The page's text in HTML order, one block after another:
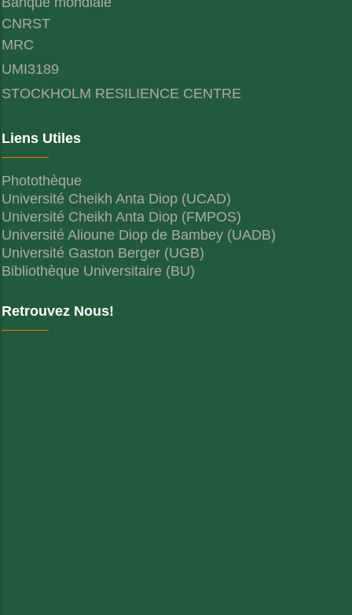
CNRST
MRC
UMI3189
STOCKHOLM RESILIENCE CENTRE
Liens Utiles
Photothèque
Université Cheikh Anta Diop (UCAD)
Université Cheikh Anta Diop (FMPOS)
Université Alioune Diop de Bambey (UADB)
Université Gaston Berger (UGB)
Bibliothèque Universitaire (BU)
Retrouvez Nous!